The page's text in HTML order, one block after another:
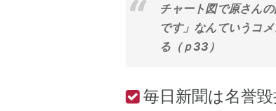
チャート図で原さん
です」なんていうコ
る（ｐ33）
毎日新聞は名誉